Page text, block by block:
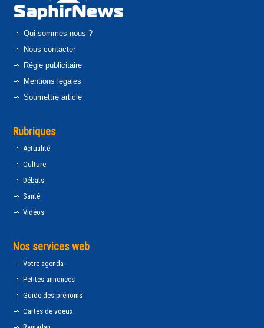
Qui sommes-nous ?
Nous contacter
Régie publicitaire
Mentions légales
Soumettre article
Rubriques
Actualité
Culture
Débats
Santé
Vidéos
Nos services web
Votre agenda
Petites annonces
Guide des prénoms
Cartes de voeux